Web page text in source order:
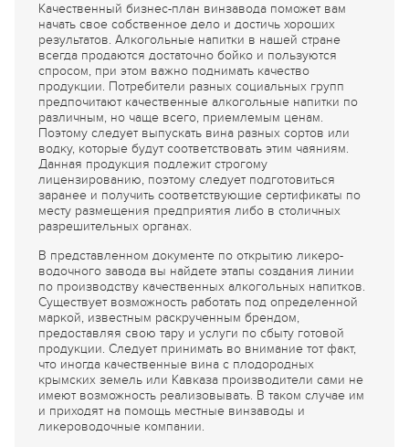
Качественный бизнес-план винзавода поможет вам
начать свое собственное дело и достичь хороших
результатов. Алкогольные напитки в нашей стране
всегда продаются достаточно бойко и пользуются
спросом, при этом важно поднимать качество
продукции. Потребители разных социальных групп
предпочитают качественные алкогольные напитки по
различным, но чаще всего, приемлемым ценам.
Поэтому следует выпускать вина разных сортов или
водку, которые будут соответствовать этим чаяниям.
Данная продукция подлежит строгому
лицензированию, поэтому следует подготовиться
заранее и получить соответствующие сертификаты по
месту размещения предприятия либо в столичных
разрешительных органах.
В представленном документе по открытию ликеро-
водочного завода вы найдете этапы создания линии
по производству качественных алкогольных напитков.
Существует возможность работать под определенной
маркой, известным раскрученным брендом,
предоставляя свою тару и услуги по сбыту готовой
продукции. Следует принимать во внимание тот факт,
что иногда качественные вина с плодородных
крымских земель или Кавказа производители сами не
имеют возможность реализовывать. В таком случае им
и приходят на помощь местные винзаводы и
ликероводочные компании.